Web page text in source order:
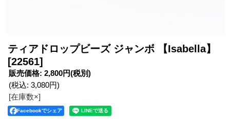
ティアドロップビーズ ジャンボ 【Isabella】
[22561]
販売価格: 2,800円(税別)
(税込: 3,080円)
[在庫数×]
Facebookでシェア